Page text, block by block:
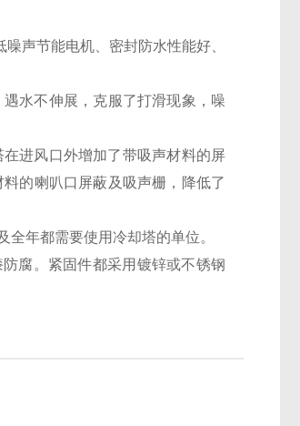
声节能电机、密封防水性能好、
水不伸展，克服了打滑现象，噪
进风口外增加了带吸声材料的屏
的喇叭口屏蔽及吸声栅，降低了
年都需要使用冷却塔的单位。
腐。紧固件都采用镀锌或不锈钢